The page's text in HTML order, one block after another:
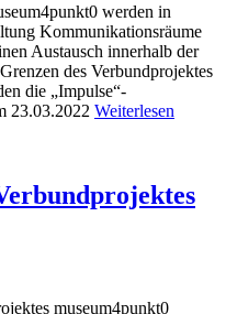
werden in
Kommunikationsräume
Austausch innerhalb der
des Verbundprojektes
die „Impulse“-
23.03.2022 Weiterlesen
museum4punkt0